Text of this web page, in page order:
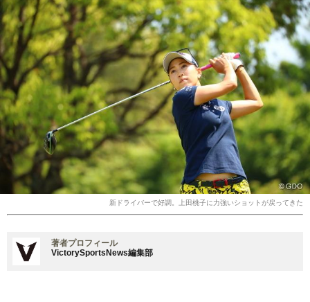
新ドライバーで好調。上田桃子に力強いショットが戻ってきた
著者プロフィール
VictorySportsNews編集部